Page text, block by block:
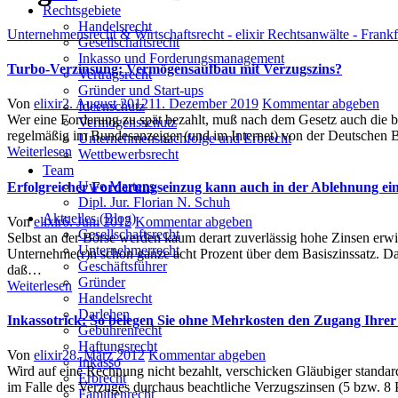
Rechtsgebiete
Handelsrecht
Gesellschaftsrecht
Inkasso und Forderungsmanagement
Vertragsrecht
Gründer und Start-ups
Ideenschutz
Vermögensschutz
Unternehmensnachfolge und Erbrecht
Wettbewerbsrecht
Team
Uwe Martens
Dipl. Jur. Florian N. Schuh
Aktuelles (Blog)
Gesellschaftsrecht
Unternehmerrecht
Geschäftsführer
Gründer
Handelsrecht
Darlehen
Gebührenrecht
Haftungsrecht
Inkasso
Erbrecht
Familienrecht
Unternehmensrecht & Wirtschaftsrecht - elixir Rechtsanwälte -
Turbo-Verzinsung: Vermögensaufbau mit Verzugszins?
Author
Von elixirPosted
on
2. August 201211. Dezember 2019 Kommentar abgeben
Wer eine Forderung zu spät bezahlt, muß nach dem Gesetz auch
regelmäßig im Bundesanzeiger (und im Internet) von der
Weiterlesen
Erfolgreicher Forderungseinzug kann auch in der Ablehnung
Author
VonelixirPosted
on
6. Juni 2012 Kommentar abgeben
Selbst an der Börse werden kaum derart zuverlässig hohe Zinsen
Unternehme(r)n schon ganze acht Prozent über dem Basiszinssatz.
daß…
Weiterlesen
Inkassotrick: So belegen Sie ohne Mehrkosten den Zugang
Author
Von elixirPosted
on
28. März 2012 Kommentar abgeben
Wird auf eine Rechnung nicht bezahlt, verschicken Gläubiger
im Falle des Verzuges durchaus beachtliche Verzugszinsen (5 bzw.